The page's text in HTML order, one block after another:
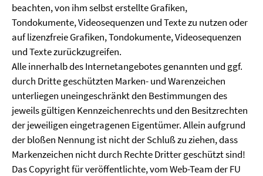
beachten, von ihm selbst erstellte Grafiken,
Tondokumente, Videosequenzen und Texte zu nutzen oder
auf lizenzfreie Grafiken, Tondokumente, Videosequenzen
und Texte zurückzugreifen.
Alle innerhalb des Internetangebotes genannten und ggf.
durch Dritte geschützten Marken- und Warenzeichen
unterliegen uneingeschränkt den Bestimmungen des
jeweils gültigen Kennzeichenrechts und den Besitzrechten
der jeweiligen eingetragenen Eigentümer. Allein aufgrund
der bloßen Nennung ist nicht der Schluß zu ziehen, dass
Markenzeichen nicht durch Rechte Dritter geschützt sind!
Das Copyright für veröffentlichte, vom Web-Team der FU